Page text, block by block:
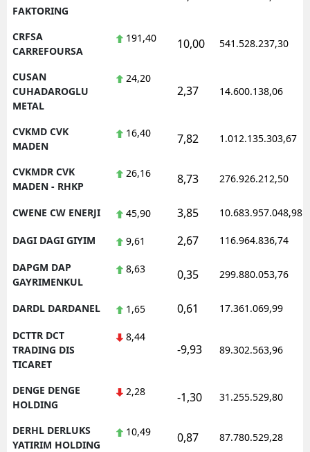
FAKTORING
CRFSA
CARREFOURSA
191,40 10,00 541.528.237,30
CUSAN
CUHADAROGLU
METAL
24,20
2,37 14.600.138,06
CVKMD CVK
MADEN
16,40 7,82 1.012.135.303,67
CVKMDR CVK
MADEN - RHKP
26,16 8,73 276.926.212,50
CWENE CW ENERJI 45,90 3,85 10.683.957.048,98
DAGI DAGI GIYIM 9,61 2,67 116.964.836,74
DAPGM DAP
GAYRIMENKUL
8,63 0,35 299.880.053,76
DARDL DARDANEL 1,65 0,61 17.361.069,99
DCTTR DCT
TRADING DIS
TICARET
8,44
-9,93 89.302.563,96
DENGE DENGE
HOLDING
2,28 -1,30 31.255.529,80
DERHL DERLUKS
YATIRIM HOLDING
10,49 0,87 87.780.529,28